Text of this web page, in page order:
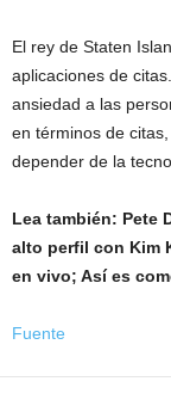
El rey de Staten
aplicaciones de
ansiedad a las
en términos de
depender de la
Lea también: Pete
alto perfil con Kim
en vivo; Así es
Fuente